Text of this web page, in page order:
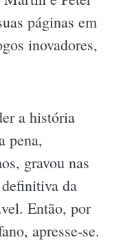
páginas em
inovadores,
a história
pena,
gravou nas
da
Então, por
apresse-se.